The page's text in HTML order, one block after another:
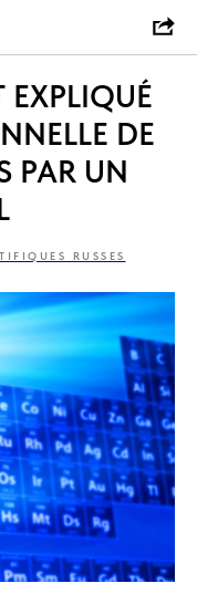
EXPLIQUÉ
DE
PAR UN
RUSSES